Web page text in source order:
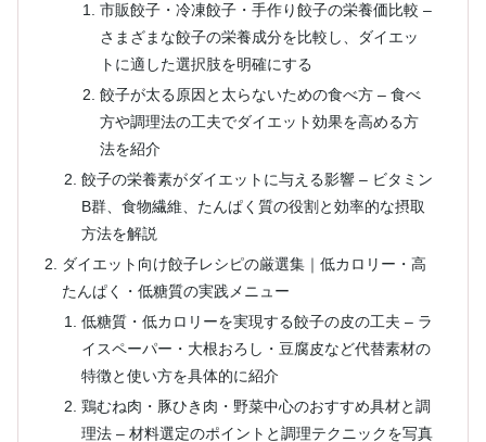
市販餃子・冷凍餃子・手作り餃子の栄養価比較 –
さまざまな餃子の栄養成分を比較し、ダイエッ
トに適した選択肢を明確にする
餃子が太る原因と太らないための食べ方 – 食べ
方や調理法の工夫でダイエット効果を高める方
法を紹介
餃子の栄養素がダイエットに与える影響 – ビタミン
B群、食物繊維、たんぱく質の役割と効率的な摂取
方法を解説
ダイエット向け餃子レシピの厳選集｜低カロリー・高
たんぱく・低糖質の実践メニュー
低糖質・低カロリーを実現する餃子の皮の工夫 – ラ
イスペーパー・大根おろし・豆腐皮など代替素材の
特徴と使い方を具体的に紹介
鶏むね肉・豚ひき肉・野菜中心のおすすめ具材と調
理法 – 材料選定のポイントと調理テクニックを写真